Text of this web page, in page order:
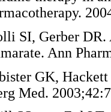
SI, Gerber
Ann
GK,
Med.